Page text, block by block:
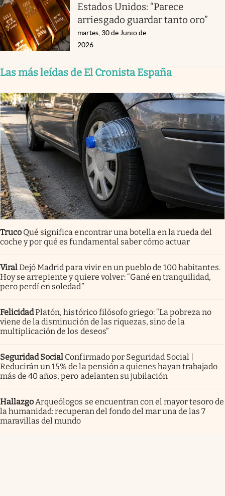
Estados Unidos: “Parece
arriesgado guardar tanto oro”
martes, 30 de Junio de
2026
Las más leídas de El Cronista España
Truco Qué significa encontrar una botella en la rueda del
coche y por qué es fundamental saber cómo actuar
ViralDejó Madrid para vivir en un pueblo de 100 habitantes.
Hoy se arrepiente y quiere volver: “Gané en tranquilidad,
pero perdí en soledad”
FelicidadPlatón, histórico filósofo griego: “La pobreza no
viene de la disminución de las riquezas, sino de la
multiplicación de los deseos”
Seguridad Social Confirmado por Seguridad Social |
Reducirán un 15% de la pensión a quienes hayan trabajado
más de 40 años, pero adelanten su jubilación
Hallazgo Arqueólogos se encuentran con el mayor tesoro de
la humanidad: recuperan del fondo del mar una de las 7
maravillas del mundo